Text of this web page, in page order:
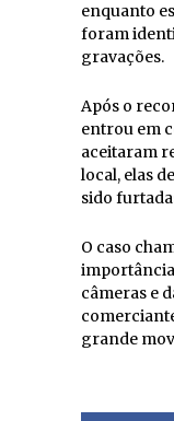
enquanto
foram
gravações.
Após o
entrou em
aceitaram
local, elas
sido
O caso
câmeras e
grande